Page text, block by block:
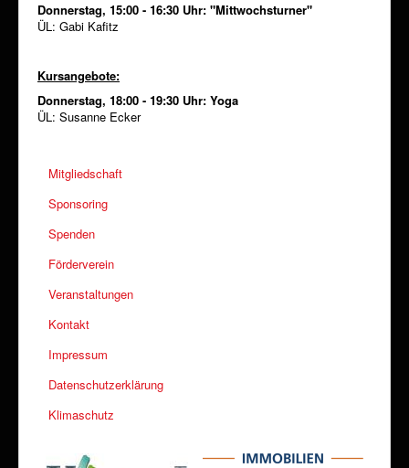
Donnerstag, 15:00 - 16:30 Uhr: "Mittwochsturner"
ÜL: Gabi Kafitz
Kursangebote:
Donnerstag, 18:00 - 19:30 Uhr: Yoga
ÜL: Susanne Ecker
Mitgliedschaft
Sponsoring
Spenden
Förderverein
Veranstaltungen
Kontakt
Impressum
Datenschutzerklärung
Klimaschutz